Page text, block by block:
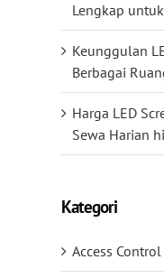
Lengkap
Keunggulan
Berbagai
Harga LED
Sewa Harian
Kategori
Access Control